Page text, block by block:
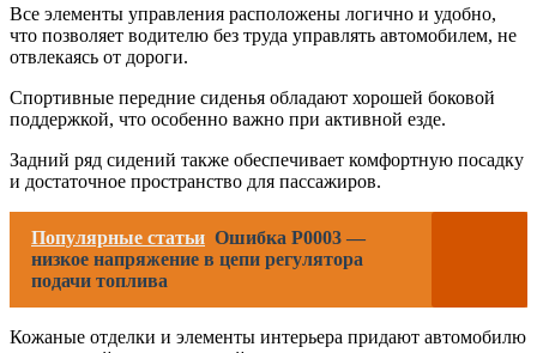
Все элементы управления расположены логично и удобно,
что позволяет водителю без труда управлять автомобилем, не
отвлекаясь от дороги.
Спортивные передние сиденья обладают хорошей боковой
поддержкой, что особенно важно при активной езде.
Задний ряд сидений также обеспечивает комфортную посадку
и достаточное пространство для пассажиров.
Популярные статьи Ошибка P0003 —
низкое напряжение в цепи регулятора
подачи топлива
Кожаные отделки и элементы интерьера придают автомобилю